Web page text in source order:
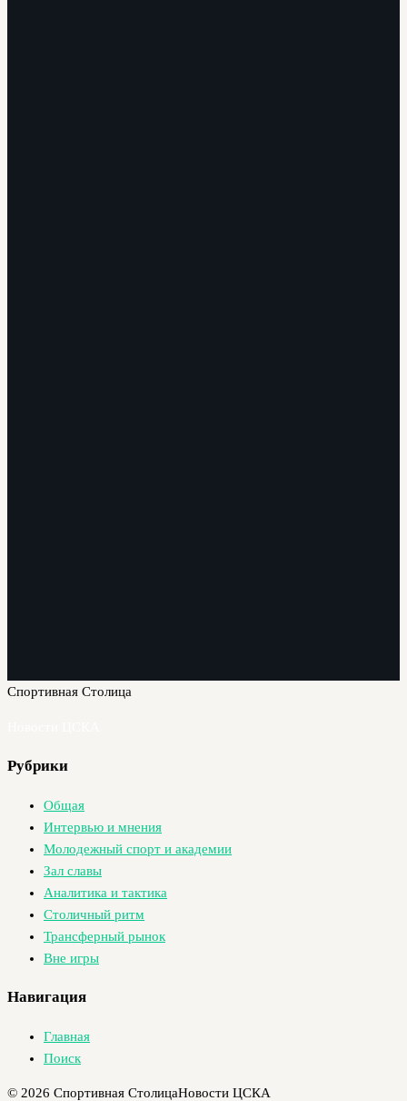
Спортивная Столица
Рубрики
Общая
Интервью и мнения
Молодежный спорт и академии
Зал славы
Аналитика и тактика
Столичный ритм
Трансферный рынок
Вне игры
Навигация
Главная
Поиск
© 2026 Спортивная СтолицаНовости ЦСКА